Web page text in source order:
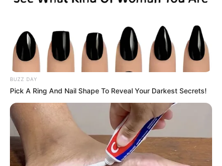
descarbonización del Valle de Aburrá. Gracias a los
alternativas de viaje, y algunos usuarios
deciden realizar trayectos en sus bicicletas en la red
Metro para completar sus viajes”, indicó el Metro de
Medellín a través de un comunicado.
Lea también:
chocó contra escuela en Medellín
BUZZ DAY
Pick A Ring And Nail Shape To Reveal Your Darkest Secrets!